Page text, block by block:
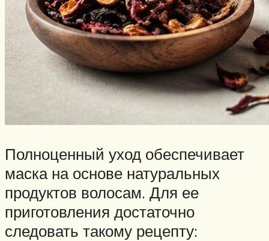
Полноценный уход обеспечивает
маска на основе натуральных
продуктов волосам. Для ее
приготовления достаточно
следовать такому рецепту: